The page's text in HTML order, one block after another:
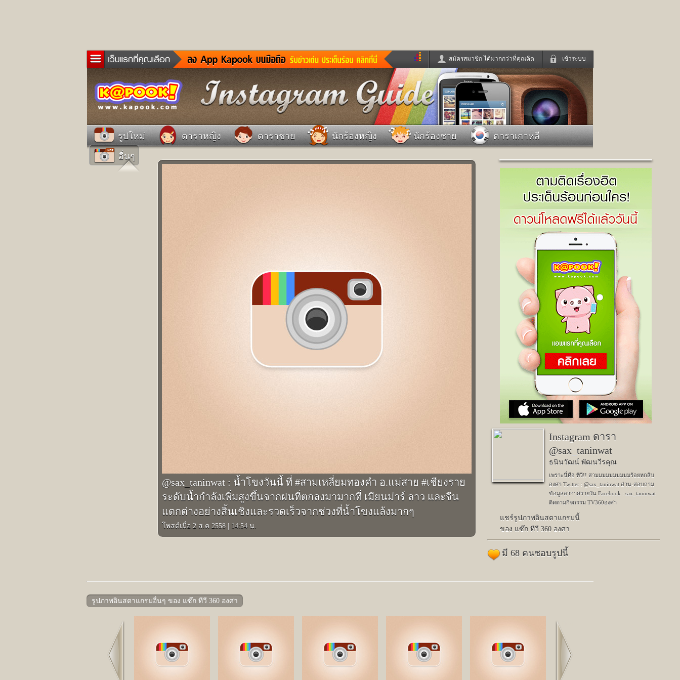
เข้าระบบ
สมัครสมาชิก ได้มากกว่าที่คุณคิด
ข่าวด่วน ข่าวสั้น ข่าวดารา
ดูทีวี
ละคร
หนังใหม่ ฟังเพลง
ฟังวิทยุออนไลน์
เกม
หมากรุกไทย แชทหมากฮอส
Glitter
แต่งงาน
แม่และเด็ก
ดูดวง
ทำนายฝัน สุขภาพ
สัตว์เลี้ยง
ผู้ชาย
ผลบอล บ้านและการตกแต่ง
ท่องเที่ยว
Facebook
เข้าระบบด้วย User Kapook
Email
Password
เข้าระบบด้วย Facebook
รูปใหม่ ดาราหญิง ดาราชาย นักร้องหญิง นักร้องชาย
ดาราเกาหลี
อื่นๆ
@sax_taninwat : น้ำโขงวันนี้ ที่ #สามเหลี่ยมทองคำ อ.แม่สาย #เชียงราย
ระดับน้ำกำลังเพิ่มสูงขึ้นจากฝนที่ตกลงมามากที่ เมียนม่าร์ ลาว และจีน
แตกต่างอย่างสิ้นเชิงและรวดเร็วจากช่วงที่น้ำโขงแล้งมากๆ
โพสต์เมื่อ 2 ส.ค 2558 14:54 น.
Instagram ดารา
@sax_taninwat
ธนินวัฒน์ พัฒนวีรคุณ
เพราะนี่คือ ทีวี!! สามมมมมมมมมมร้อยหกสิบ
องศา Twitter : @sax_taninwat อ่าน-สอบถาม
ข้อมูลอากาศรายวัน Facebook : sax_taninwat
ติดตามกิจกรรม TV360องศา
แชร์รูปภาพอินสตาแกรมนี้
ของ แซ๊ก ทีวี 360 องศา
มี 68 คนชอบรูปนี้
รูปภาพอินสตาแกรมอื่นๆ ของ แซ๊ก ทีวี 360 องศา